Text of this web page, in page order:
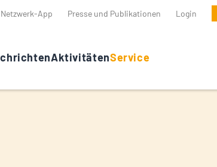
App Presse und Publikationen Login
AktivitätenService